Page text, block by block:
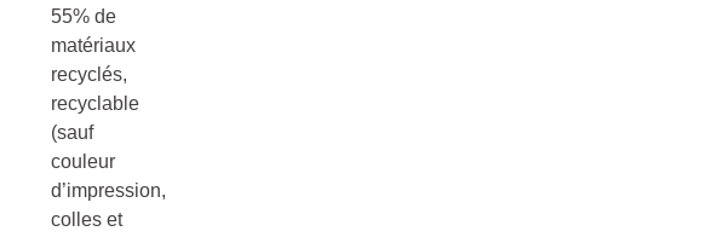
55% de
matériaux
recyclés,
recyclable
(sauf
couleur
d’impression,
colles et